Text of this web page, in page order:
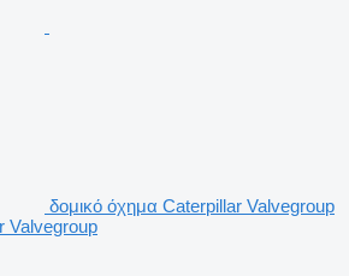
δομικό όχημα Caterpillar Valvegroup
Valvegroup